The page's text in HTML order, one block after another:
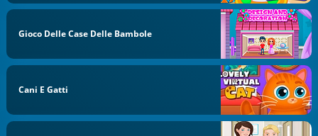
Gioco Delle Case Delle Bambole
Cani E Gatti